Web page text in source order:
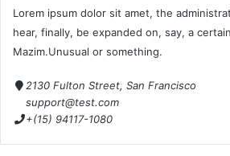
Lorem ipsum dolor sit amet, the
hear, finally, be expanded on, say, a
Mazim.Unusual or something.
2130 Fulton Street, San Francisco
support@test.com
+(15) 94117-1080